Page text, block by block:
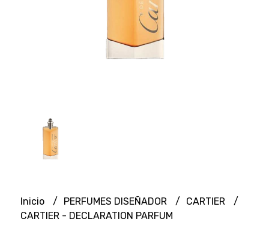
Inicio PERFUMES DISEÑADOR
CARTIER
CARTIER - DECLARATION PARFUM